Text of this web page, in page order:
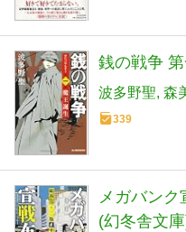
銭の戦争
波多野聖 森
339
メガバンク
(幻冬舎文